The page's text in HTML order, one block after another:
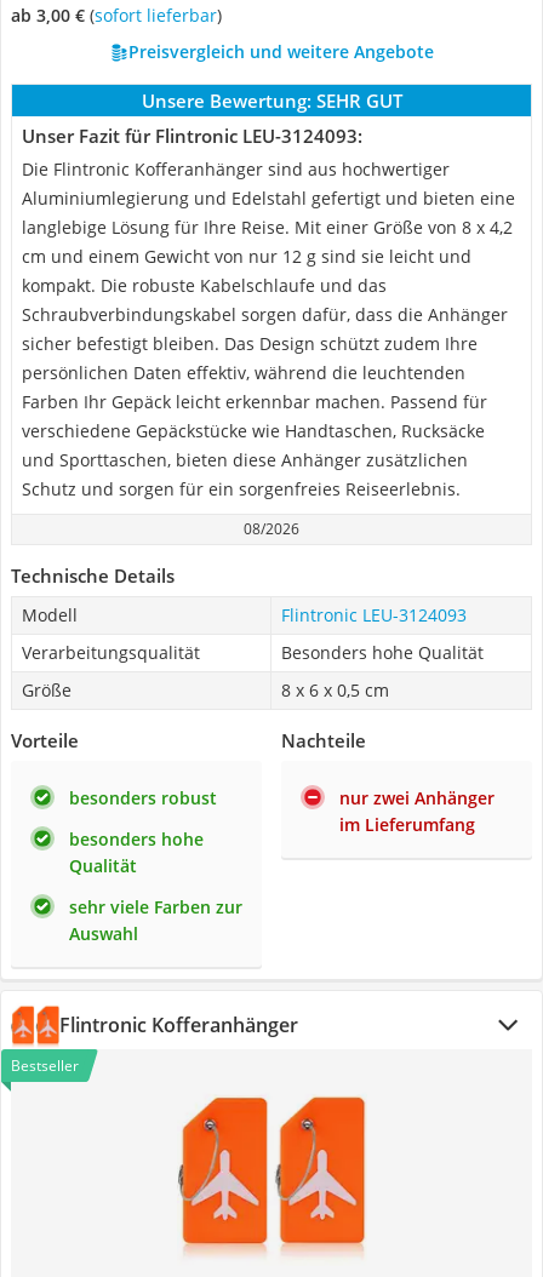
ab 3,00 € ( Sofort lieferbar)
Preisvergleich und weitere Angebote
Unsere Bewertung: SEHR GUT
Unser Fazit für Flintronic LEU-3124093:
Die Flintronic Kofferanhänger sind aus hochwertiger
Aluminiumlegierung und Edelstahl gefertigt und bieten eine
langlebige Lösung für Ihre Reise. Mit einer Größe von 8 x 4,2
cm und einem Gewicht von nur 12 g sind sie leicht und
kompakt. Die robuste Kabelschlaufe und das
Schraubverbindungskabel sorgen dafür, dass die Anhänger
sicher befestigt bleiben. Das Design schützt zudem Ihre
persönlichen Daten effektiv, während die leuchtenden
Farben Ihr Gepäck leicht erkennbar machen. Passend für
verschiedene Gepäckstücke wie Handtaschen, Rucksäcke
und Sporttaschen, bieten diese Anhänger zusätzlichen
Schutz und sorgen für ein sorgenfreies Reiseerlebnis.
08/2026
Technische Details
Modell
Flintronic LEU-3124093
Verarbeitungsqualität
Besonders hohe Qualität
Größe
‎8 x 6 x 0,5 cm
Vorteile
besonders robust
besonders hohe
Qualität
sehr viele Farben zur
Auswahl
Nachteile
nur zwei Anhänger
im Lieferumfang
Flintronic Kofferanhänger
Bestseller